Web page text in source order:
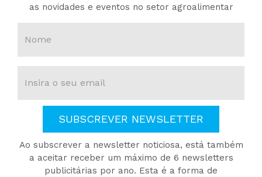
as novidades e eventos no setor agroalimentar
SUBSCREVER NEWSLETTER
Ao subscrever a newsletter noticiosa, está também
a aceitar receber um máximo de 6 newsletters
publicitárias por ano. Esta é a forma de